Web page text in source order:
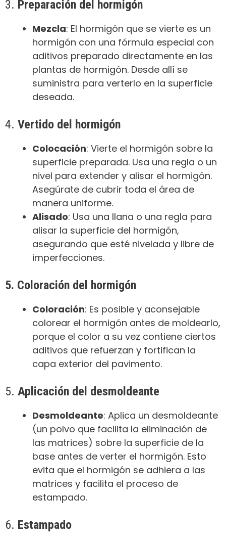
3. Preparación del hormigón
Mezcla: El hormigón que se vierte es un
hormigón con una fórmula especial con
aditivos preparado directamente en las
plantas de hormigón. Desde allí se
suministra para verterlo en la superficie
deseada.
4. Vertido del hormigón
Colocación: Vierte el hormigón sobre la
superficie preparada. Usa una regla o un
nivel para extender y alisar el hormigón.
Asegúrate de cubrir toda el área de
manera uniforme.
Alisado: Usa una llana o una regla para
alisar la superficie del hormigón,
asegurando que esté nivelada y libre de
imperfecciones.
5. Coloración del hormigón
Coloración: Es posible y aconsejable
colorear el hormigón antes de moldearlo,
porque el color a su vez contiene ciertos
aditivos que refuerzan y fortifican la
capa exterior del pavimento.
5. Aplicación del desmoldeante
Desmoldeante: Aplica un desmoldeante
(un polvo que facilita la eliminación de
las matrices) sobre la superficie de la
base antes de verter el hormigón. Esto
evita que el hormigón se adhiera a las
matrices y facilita el proceso de
estampado.
6. Estampado